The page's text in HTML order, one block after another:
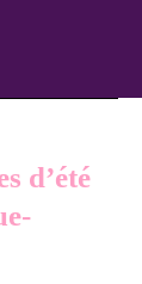
d’été